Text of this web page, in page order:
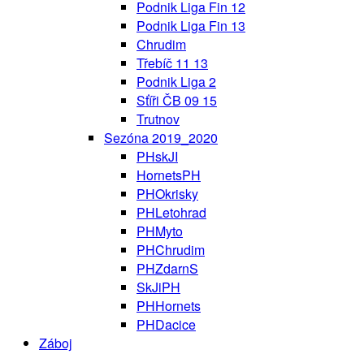
Podnik Liga Fin 12
Podnik Liga Fin 13
Chrudim
Třebíč 11 13
Podnik Liga 2
Sťíři ČB 09 15
Trutnov
Sezóna 2019_2020
PHskJI
HornetsPH
PHOkrisky
PHLetohrad
PHMyto
PHChrudim
PHZdarnS
SkJiPH
PHHornets
PHDacice
Záboj